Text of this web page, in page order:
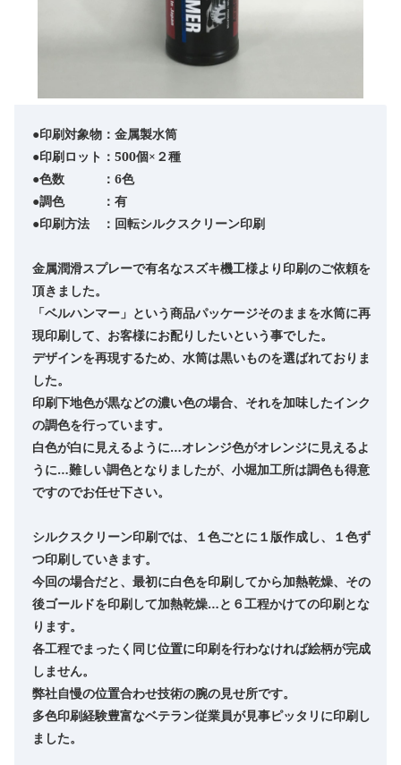
●印刷対象物：金属製水筒
●印刷ロット：500個×２種
●色数 ：6色
●調色 ：有
●印刷方法 ：回転シルクスクリーン印刷
金属潤滑スプレーで有名なスズキ機工様より印刷のご依頼を
頂きました。
「ベルハンマー」という商品パッケージそのままを水筒に再
現印刷して、お客様にお配りしたいという事でした。
デザインを再現するため、水筒は黒いものを選ばれておりま
した。
印刷下地色が黒などの濃い色の場合、それを加味したインク
の調色を行っています。
白色が白に見えるように…オレンジ色がオレンジに見えるよ
うに…難しい調色となりましたが、小堀加工所は調色も得意
ですのでお任せ下さい。
シルクスクリーン印刷では、１色ごとに１版作成し、１色ず
つ印刷していきます。
今回の場合だと、最初に白色を印刷してから加熱乾燥、その
後ゴールドを印刷して加熱乾燥…と６工程かけての印刷とな
ります。
各工程でまったく同じ位置に印刷を行わなければ絵柄が完成
しません。
弊社自慢の位置合わせ技術の腕の見せ所です。
多色印刷経験豊富なベテラン従業員が見事ピッタリに印刷し
ました。